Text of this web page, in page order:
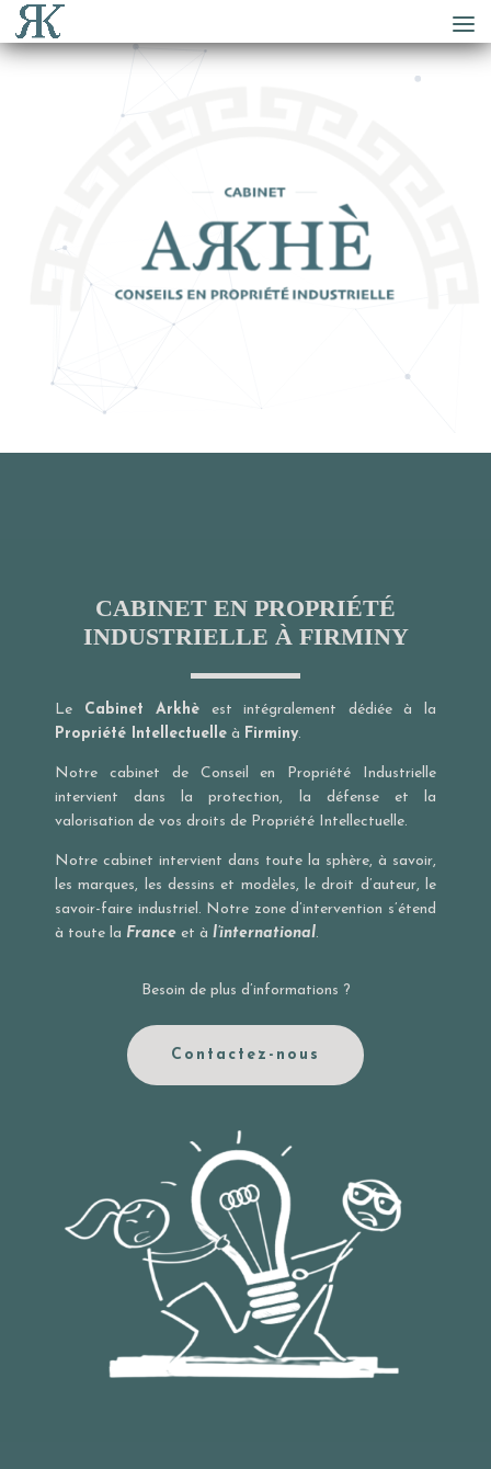
CABINET EN PROPRIÉTÉ
INDUSTRIELLE À FIRMINY
Le Cabinet Arkhè est intégralement dédiée à la
Propriété Intellectuelle à Firminy.
Notre cabinet de Conseil en Propriété Industrielle
intervient dans la protection, la défense et la
valorisation de vos droits de Propriété Intellectuelle.
Notre cabinet intervient dans toute la sphère, à savoir,
les marques, les dessins et modèles, le droit d’auteur, le
savoir-faire industriel. Notre zone d’intervention s’étend
à toute la France et à l’international.
Besoin de plus d’informations ?
Contactez-nous